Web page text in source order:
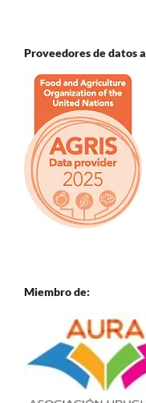
Proveedores de datos
Miembro de: